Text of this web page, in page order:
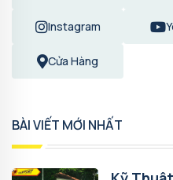
Instagram
Cửa Hàng
BÀI VIẾT MỚI NHẤT